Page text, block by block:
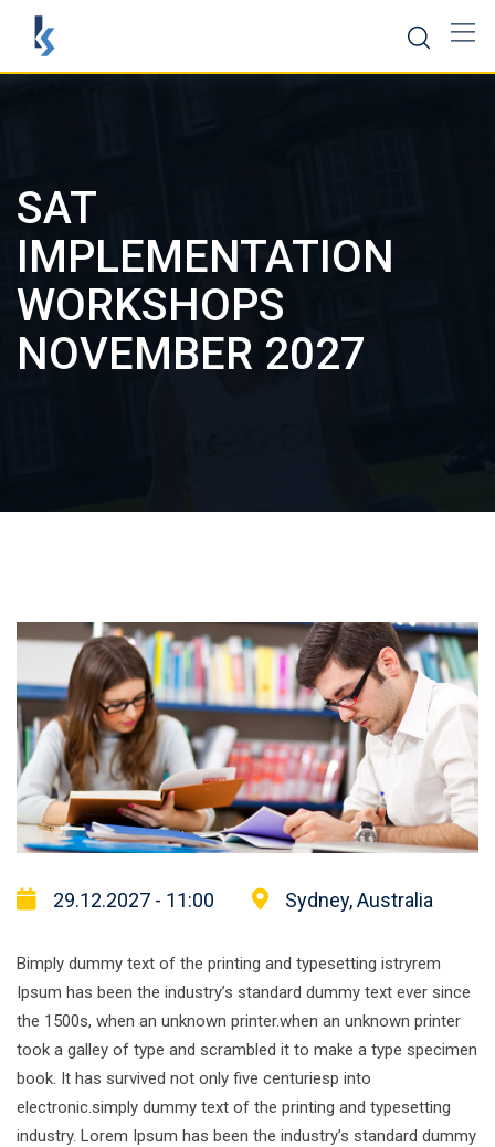
Скокни
содржината
SAT
IMPLEMENTATION
WORKSHOPS
NOVEMBER 2027
29.12.2027 - 11:00 Sydney, Australia
Bimply dummy text of the printing and typesetting istryrem
Ipsum has been the industry’s standard dummy text ever since
the 1500s, when an unknown printer.when an unknown printer
took a galley of type and scrambled it to make a type specimen
book. It has survived not only five centuriesp into
electronic.simply dummy text of the printing and typesetting
industry. Lorem Ipsum has been the industry’s standard dummy